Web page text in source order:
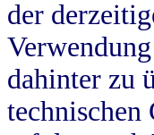
der
dahinter zu
technischen